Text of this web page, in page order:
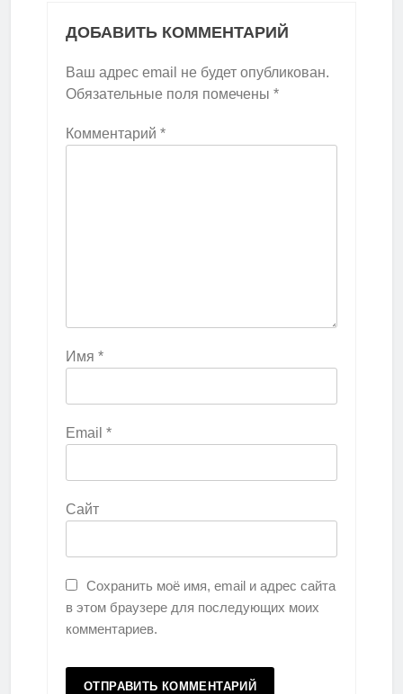
ДОБАВИТЬ КОММЕНТАРИЙ
Ваш адрес email не будет опубликован.
Обязательные поля помечены *
Комментарий *
Имя *
Email *
Сайт
Сохранить моё имя, email и адрес сайта
в этом браузере для последующих моих
комментариев.